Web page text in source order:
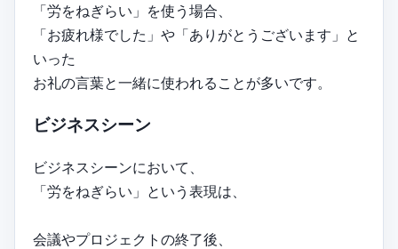
「労をねぎらい」を使う場合、
「お疲れ様でした」や「ありがとうございます」と
いった
お礼の言葉と一緒に使われることが多いです。
ビジネスシーン
ビジネスシーンにおいて、
「労をねぎらい」という表現は、
会議やプロジェクトの終了後、